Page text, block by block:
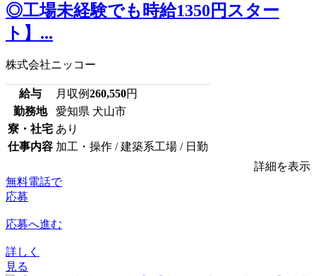
◎工場未経験でも時給1350円スター
ト】...
株式会社ニッコー
給与 月収例260,550円
勤務地
愛知県 犬山市
寮・社宅 あり
仕事内容 加工・操作 / 建築系工場 / 日勤
詳細を表示
無料電話で
応募
応募へ進む
詳しく
見る